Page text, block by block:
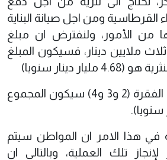
القرطاسية ومن اجل صيانة البناية
من الأمور، ولنفترض ان مبلغ
ملايين دينار، فسيكون المبلغ
دينار سنويا)
5 – لو تم جمع مبالغ الفقرة (2 و3 و4) سيكون المجموع
في هذا الامر ان المواطن سيتم
تلك العملية، وبالتالي ان